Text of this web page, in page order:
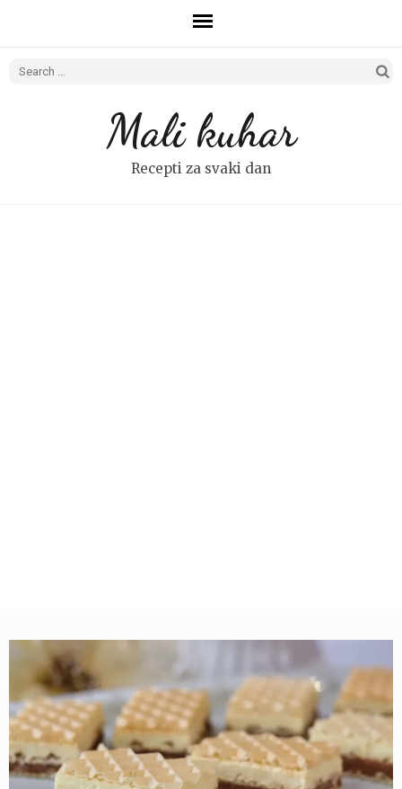
Search
Mali kuhar
Recepti za svaki dan